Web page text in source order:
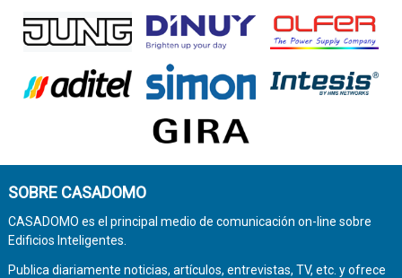
SOBRE CASADOMO
CASADOMO es el principal medio de comunicación on-line sobre
Edificios Inteligentes.
Publica diariamente noticias, artículos, entrevistas, TV, etc. y ofrece